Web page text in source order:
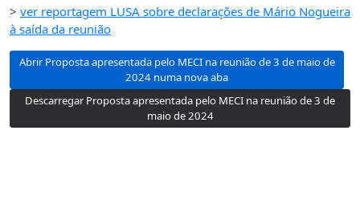
> ver reportagem LUSA sobre declarações de Mário Nogueira
à saída da reunião
Abrir Proposta apresentada pelo MECI na reunião de 3 de maio de
2024 numa nova aba
Descarregar Proposta apresentada pelo MECI na reunião de 3 de
maio de 2024